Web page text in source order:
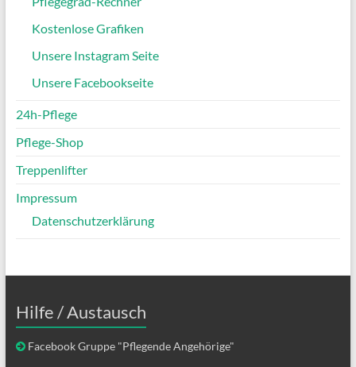
Kostenlose Grafiken
Unsere Instagram Seite
Unsere Facebookseite
24h-Pflege
Pflege-Shop
Treppenlifter
Impressum
Datenschutzerklärung
Hilfe / Austausch
Facebook Gruppe "Pflegende Angehörige"